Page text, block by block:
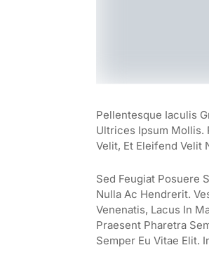
Pellentesque Iaculis
Ultrices Ipsum Mollis.
Velit, Et Eleifend Velit
Sed Feugiat Posuere
Nulla Ac Hendrerit.
Venenatis, Lacus In
Praesent Pharetra
Semper Eu Vitae Elit.